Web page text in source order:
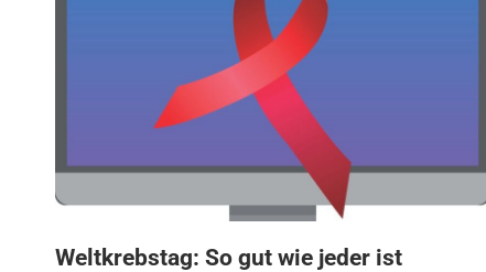
Weltkrebstag: So gut wie jeder ist